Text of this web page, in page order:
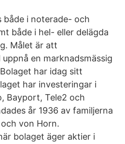
både i noterade- och
både i hel- eller delägda
Målet är att
en marknadsmässig
har idag sitt
har investeringar i
Bayport, Tele2 och
år 1936 av familjerna
von Horn.
bolaget äger aktier i